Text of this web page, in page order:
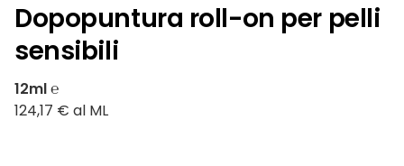
Dopopuntura roll-on per pelli
sensibili
12ml ℮
124,17 € al ML